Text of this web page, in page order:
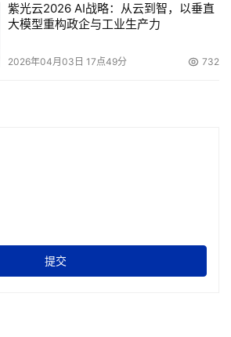
紫光云2026 AI战略：从云到智，以垂直
大模型重构政企与工业生产力
2026年04月03日 17点49分 732
提交